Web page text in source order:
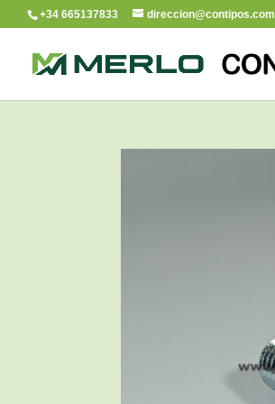
+34 665137833 direccion@contipos.com